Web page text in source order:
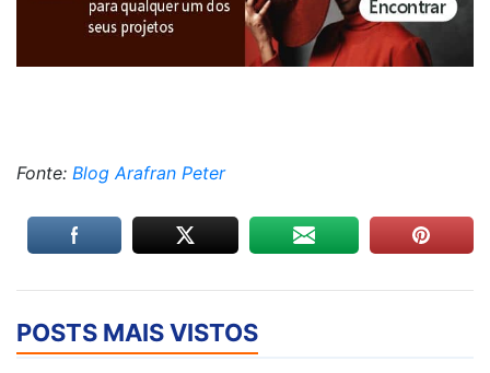
Fonte: Blog Arafran Peter
POSTS MAIS VISTOS